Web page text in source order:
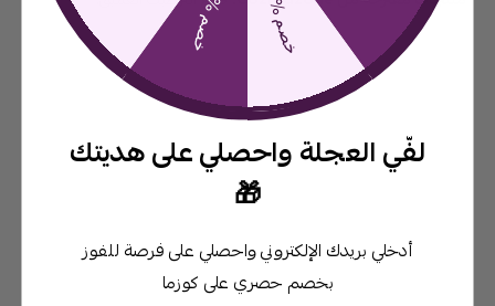
لا توجد تقييمات حاليا
م م
لفّي العجلة واحصلي على هديتك
🎁
أدخلي بريدك الإلكتروني واحصلي على فرصة للفوز
بخصم حصري على كوزما